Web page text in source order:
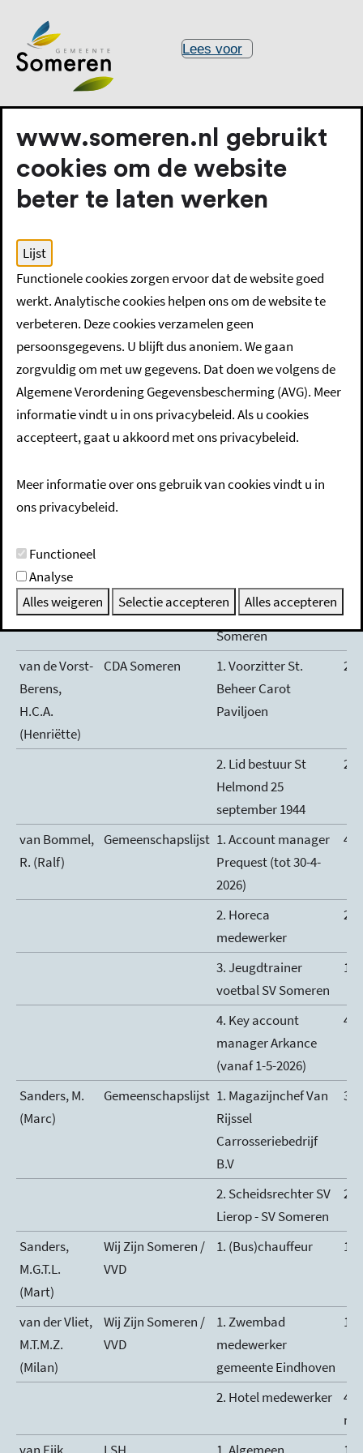
Lees voor
Overzicht burgercommissieleden
Nevenfuncties burgerleden
Nevenfuncties
burgerleden
Naam Fractie Nevenfunctie
Hikspoors-
(Esther)
CDA Someren
2. Bestuurslid Rotary
Deurne - Asten -
Someren
van de Vorst-
Berens,
H.C.A.
(Henriëtte)
CDA Someren
1. Voorzitter St.
Beheer Carot
Paviljoen
2
2. Lid bestuur St
Helmond 25
september 1944
2
van Bommel,
R. (Ralf)
Gemeenschapslijst 1. Account manager
Prequest (tot 30-4-
2026)
40
2. Horeca
medewerker
2
3. Jeugdtrainer
voetbal SV Someren
1
4. Key account
manager Arkance
(vanaf 1-5-2026)
40
Sanders, M.
(Marc)
Gemeenschapslijst 1. Magazijnchef Van
Rijssel
Carrosseriebedrijf
B.V
38
2. Scheidsrechter SV
Lierop - SV Someren
2
Sanders,
M.G.T.L.
(Mart)
Wij Zijn Someren /
VVD
1. (Bus)chauffeur 12
van der Vliet,
M.T.M.Z.
(Milan)
Wij Zijn Someren /
VVD
1. Zwembad
medewerker
gemeente Eindhoven
16
2. Hotel medewerker
4
www.someren.nl gebruikt
cookies om de website
beter te laten werken
Lijst
Functionele cookies zorgen ervoor dat de website goed
werkt. Analytische cookies helpen ons om de website te
verbeteren. Deze cookies verzamelen geen
persoonsgegevens. U blijft dus anoniem. We gaan
zorgvuldig om met uw gegevens. Dat doen we volgens de
Algemene Verordening Gegevensbescherming (AVG). Meer
informatie vindt u in ons privacybeleid. Als u cookies
accepteert, gaat u akkoord met ons privacybeleid.
Meer informatie over ons gebruik van cookies vindt u in
ons privacybeleid.
Functioneel
Analyse
Alles weigeren
Selectie accepteren Alles accepteren